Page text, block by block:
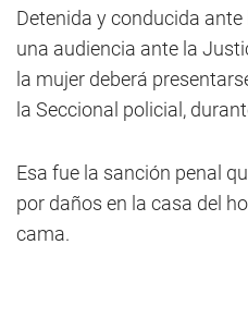
Detenida y conducida
una audiencia ante la
la mujer deberá
la Seccional policial,
Esa fue la sanción penal
por daños en la casa del
cama.